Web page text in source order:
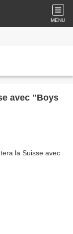
MENU
avec "Boys